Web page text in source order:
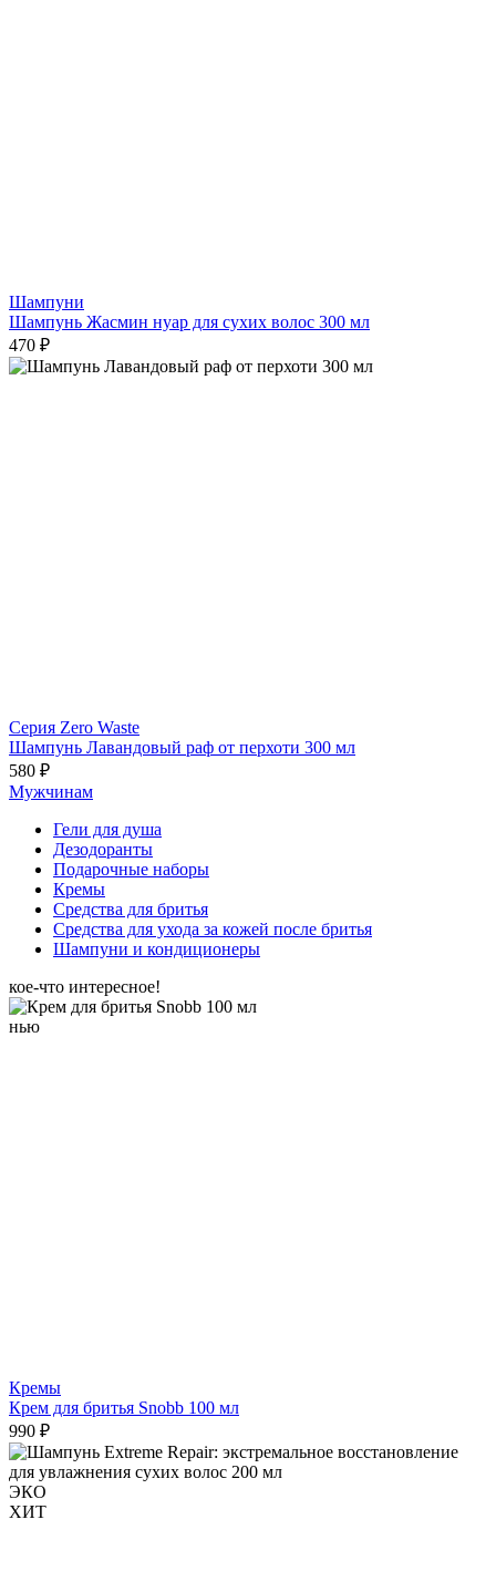
Шампуни
Шампунь Жасмин нуар для сухих волос 300 мл
470 ₽
Серия Zero Waste
Шампунь Лавандовый раф от перхоти 300 мл
580 ₽
Мужчинам
Гели для душа
Дезодоранты
Подарочные наборы
Кремы
Средства для бритья
Средства для ухода за кожей после бритья
Шампуни и кондиционеры
кое-что интересное!
нью
Кремы
Крем для бритья Snobb 100 мл
990 ₽
ЭКО
ХИТ